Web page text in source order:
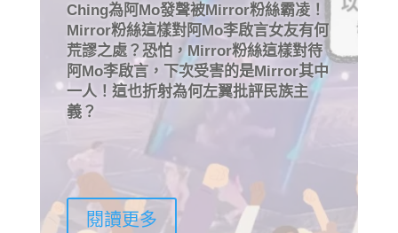
Ching為阿Mo發聲被Mirror粉絲霸凌！
Mirror粉絲這樣對阿Mo李啟言女友有何
荒謬之處？恐怕，Mirror粉絲這樣對待
阿Mo李啟言，下次受害的是Mirror其中
一人！這也折射為何左翼批評民族主
義？
閱讀更多